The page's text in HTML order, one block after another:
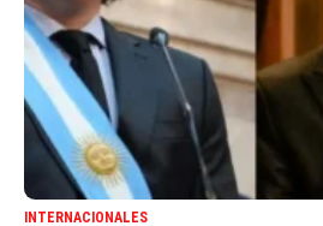
INTERNACIONALES